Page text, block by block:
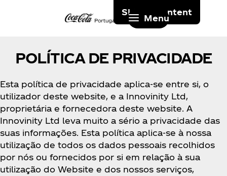
Skip to content
Menu
POLÍTICA DE PRIVACIDADE
Esta política de privacidade aplica-se entre si, o
utilizador deste website, e a Innovinity Ltd,
proprietária e fornecedora deste website. A
Innovinity Ltd leva muito a sério a privacidade das
suas informações. Esta política aplica-se à nossa
utilização de todos os dados pessoais recolhidos
por nós ou fornecidos por si em relação à sua
utilização do Website e dos nossos serviços,